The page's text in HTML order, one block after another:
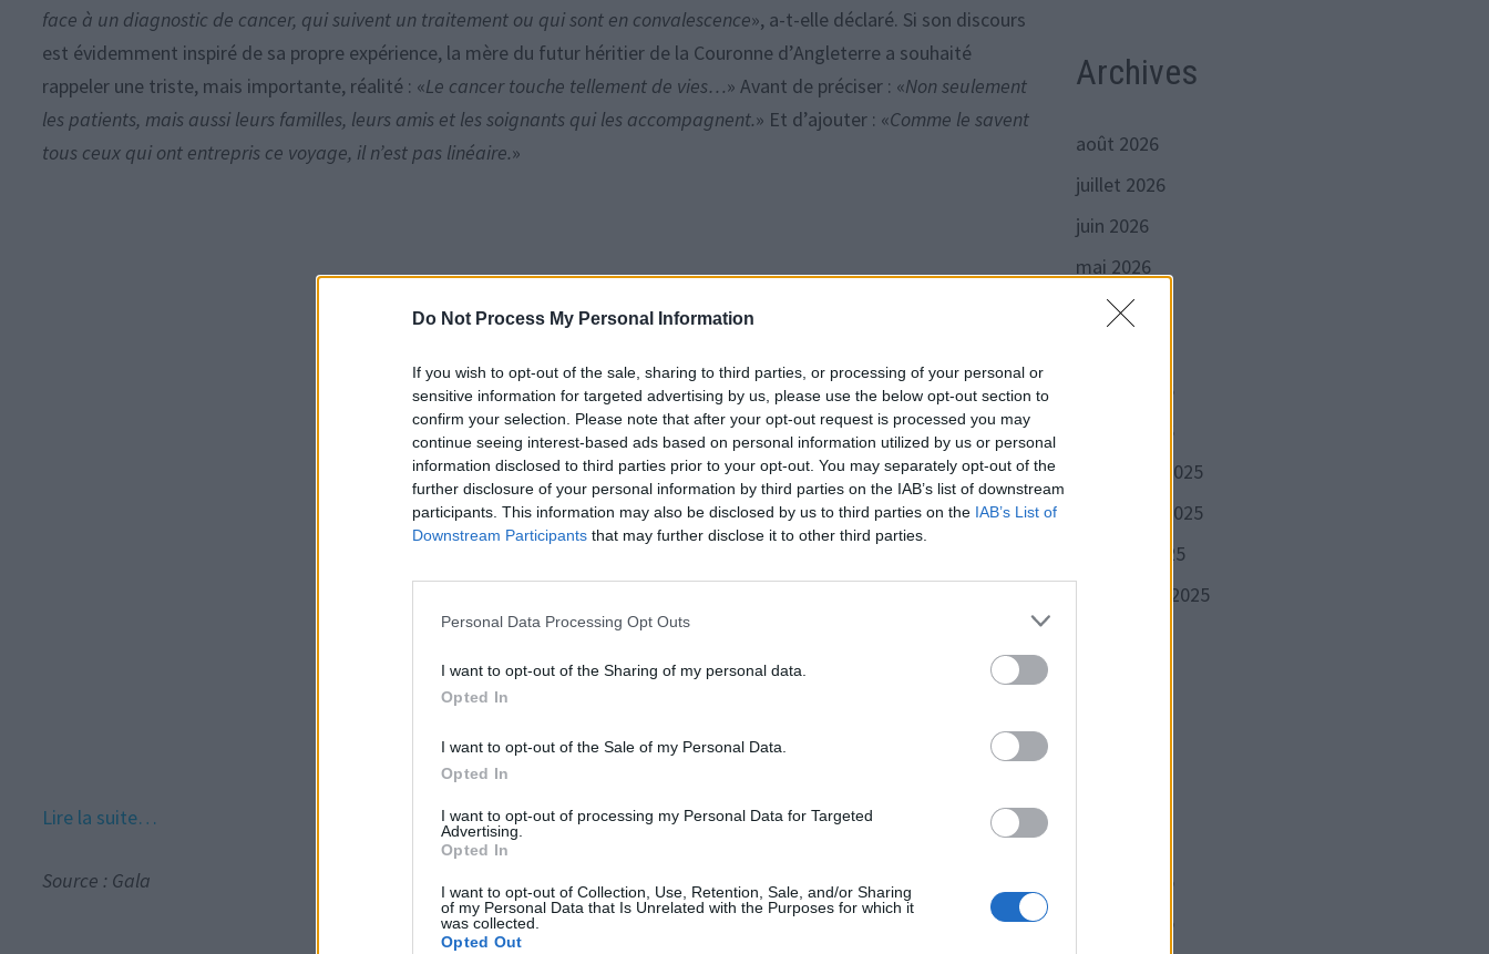
Do Not Process My Personal Information
If you wish to opt-out of the sale, sharing to third parties, or processing of your personal or
sensitive information for targeted advertising by us, please use the below opt-out section to
confirm your selection. Please note that after your opt-out request is processed you may
continue seeing interest-based ads based on personal information utilized by us or personal
information disclosed to third parties prior to your opt-out. You may separately opt-out of the
further disclosure of your personal information by third parties on the IAB’s list of downstream
participants. This information may also be disclosed by us to third parties on the IAB’s List of
Downstream Participants that may further disclose it to other third parties.
Personal Data Processing Opt Outs
I want to opt-out of the Sharing of my personal data.
Opted In
I want to opt-out of the Sale of my Personal Data.
Opted In
I want to opt-out of processing my Personal Data for Targeted
Advertising.
Opted In
I want to opt-out of Collection, Use, Retention, Sale, and/or Sharing
of my Personal Data that Is Unrelated with the Purposes for which it
was collected.
Opted Out
face à un diagnostic de cancer, qui suivent un traitement ou qui sont en convalescence», a-t-elle déclaré. Si son discours
est évidemment inspiré de sa propre expérience, la mère du futur héritier de la Couronne d’Angleterre a souhaité
rappeler une triste, mais importante, réalité : «Le cancer touche tellement de vies…» Avant de préciser : «Non seulement
les patients, mais aussi leurs familles, leurs amis et les soignants qui les accompagnent.» Et d’ajouter : «Comme le savent
tous ceux qui ont entrepris ce voyage, il n’est pas linéaire.»
Lire la suite…
Source : Gala
Archives
août 2026
juillet 2026
juin 2026
mai 2026
avril 2026
février 2026
janvier 2026
décembre 2025
novembre 2025
octobre 2025
septembre 2025
février 2025
janvier 2025